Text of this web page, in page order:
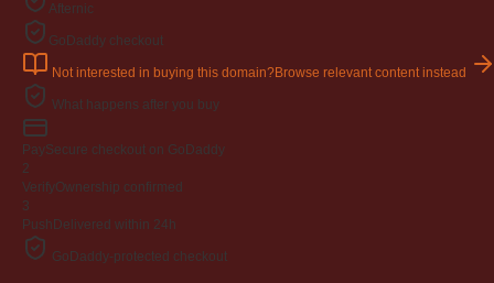
Afternic
GoDaddy checkout
Not interested in buying this domain?Browse relevant content instead
What happens after you buy
PaySecure checkout on GoDaddy
2
VerifyOwnership confirmed
3
Push Delivered within 24h
GoDaddy-protected checkout